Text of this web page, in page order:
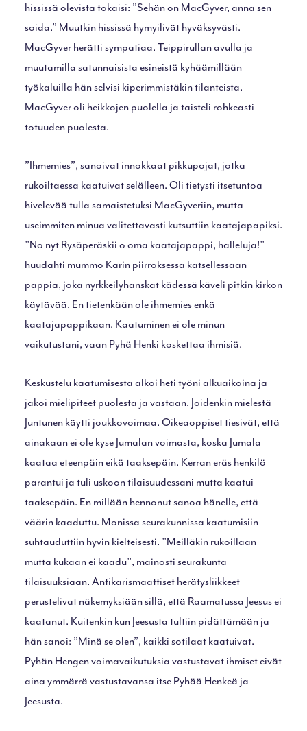
hississä olevista tokaisi: ”Sehän on MacGyver, anna sen
soida.” Muutkin hississä hymyilivät hyväksyvästi.
MacGyver herätti sympatiaa. Teippirullan avulla ja
muutamilla satunnaisista esineistä kyhäämillään
työkaluilla hän selvisi kiperimmistäkin tilanteista.
MacGyver oli heikkojen puolella ja taisteli rohkeasti
totuuden puolesta.
”Ihmemies”, sanoivat innokkaat pikkupojat, jotka
rukoiltaessa kaatuivat selälleen. Oli tietysti itsetuntoa
hivelevää tulla samaistetuksi MacGyveriin, mutta
useimmiten minua valitettavasti kutsuttiin kaatajapapiksi.
”No nyt Rysäperäskii o oma kaatajapappi, halleluja!”
huudahti mummo Karin piirroksessa katsellessaan
pappia, joka nyrkkeilyhanskat kädessä käveli pitkin kirkon
käytävää. En tietenkään ole ihmemies enkä
kaatajapappikaan. Kaatuminen ei ole minun
vaikutustani, vaan Pyhä Henki koskettaa ihmisiä.
Keskustelu kaatumisesta alkoi heti työni alkuaikoina ja
jakoi mielipiteet puolesta ja vastaan. Joidenkin mielestä
Juntunen käytti joukkovoimaa. Oikeaoppiset tiesivät, että
ainakaan ei ole kyse Jumalan voimasta, koska Jumala
kaataa eteenpäin eikä taaksepäin. Kerran eräs henkilö
parantui ja tuli uskoon tilaisuudessani mutta kaatui
taaksepäin. En millään hennonut sanoa hänelle, että
väärin kaaduttu. Monissa seurakunnissa kaatumisiin
suhtauduttiin hyvin kielteisesti. ”Meilläkin rukoillaan
mutta kukaan ei kaadu”, mainosti seurakunta
tilaisuuksiaan. Antikarismaattiset herätysliikkeet
perustelivat näkemyksiään sillä, että Raamatussa Jeesus ei
kaatanut. Kuitenkin kun Jeesusta tultiin pidättämään ja
hän sanoi: ”Minä se olen”, kaikki sotilaat kaatuivat.
Pyhän Hengen voimavaikutuksia vastustavat ihmiset eivät
aina ymmärrä vastustavansa itse Pyhää Henkeä ja
Jeesusta.